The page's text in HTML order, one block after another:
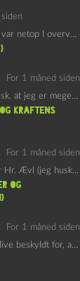
Ahja, herligt herligt. Jeg var netop I overvejelser om at…
For 1 måned siden
Hej Mikkel Jeg tror faktisk, at jeg er meget enig…
Kraftens
For 1 måned siden
Hej Mathias (Hr. Øl eller Hr. Ævl (jeg husker ikke…
og
For 1 måned siden
Med fare for at kunne blive beskyldt for, at være…